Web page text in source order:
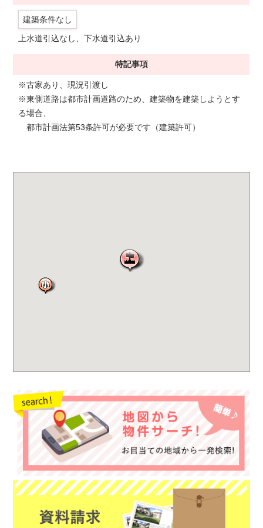
建築条件なし
上水道引込なし、下水道引込あり
特記事項
※古家あり、現況引渡し
※東側道路は都市計画道路のため、建築物を建築しようとす
る場合、
都市計画法第53条許可が必要です（建築許可）